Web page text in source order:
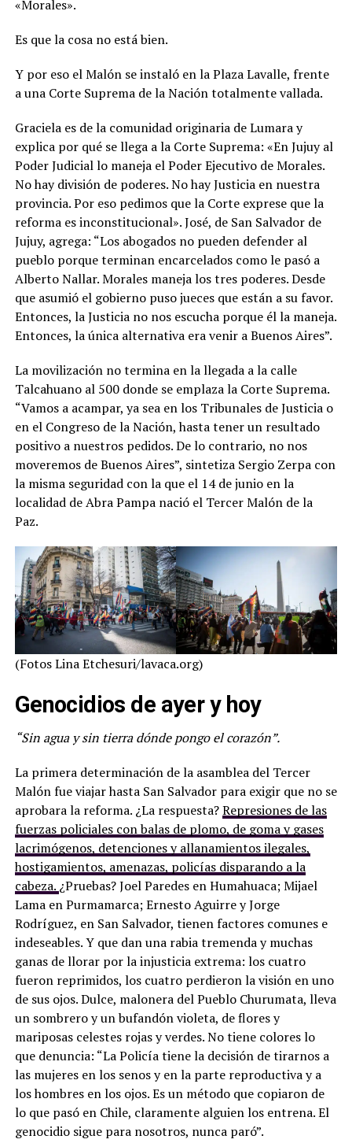
«Morales».
Es que la cosa no está bien.
Y por eso el Malón se instaló en la Plaza Lavalle, frente
a una Corte Suprema de la Nación totalmente vallada.
Graciela es de la comunidad originaria de Lumara y
explica por qué se llega a la Corte Suprema: «En Jujuy al
Poder Judicial lo maneja el Poder Ejecutivo de Morales.
No hay división de poderes. No hay Justicia en nuestra
provincia. Por eso pedimos que la Corte exprese que la
reforma es inconstitucional». José, de San Salvador de
Jujuy, agrega: “Los abogados no pueden defender al
pueblo porque terminan encarcelados como le pasó a
Alberto Nallar. Morales maneja los tres poderes. Desde
que asumió el gobierno puso jueces que están a su favor.
Entonces, la Justicia no nos escucha porque él la maneja.
Entonces, la única alternativa era venir a Buenos Aires”.
La movilización no termina en la llegada a la calle
Talcahuano al 500 donde se emplaza la Corte Suprema.
“Vamos a acampar, ya sea en los Tribunales de Justicia o
en el Congreso de la Nación, hasta tener un resultado
positivo a nuestros pedidos. De lo contrario, no nos
moveremos de Buenos Aires”, sintetiza Sergio Zerpa con
la misma seguridad con la que el 14 de junio en la
localidad de Abra Pampa nació el Tercer Malón de la
Paz.
(Fotos Lina Etchesuri/lavaca.org)
Genocidios de ayer y hoy
“Sin agua y sin tierra dónde pongo el corazón”.
La primera determinación de la asamblea del Tercer
Malón fue viajar hasta San Salvador para exigir que no se
aprobara la reforma. ¿La respuesta?Represiones de las
fuerzas policiales con balas de plomo, de goma y gases
lacrimógenos, detenciones y allanamientos ilegales,
hostigamientos, amenazas, policías disparando a la
cabeza. ¿Pruebas? Joel Paredes en Humahuaca; Mijael
Lama en Purmamarca; Ernesto Aguirre y Jorge
Rodríguez, en San Salvador, tienen factores comunes e
indeseables. Y que dan una rabia tremenda y muchas
ganas de llorar por la injusticia extrema: los cuatro
fueron reprimidos, los cuatro perdieron la visión en uno
de sus ojos. Dulce, malonera del Pueblo Churumata, lleva
un sombrero y un bufandón violeta, de flores y
mariposas celestes rojas y verdes. No tiene colores lo
que denuncia: “La Policía tiene la decisión de tirarnos a
las mujeres en los senos y en la parte reproductiva y a
los hombres en los ojos. Es un método que copiaron de
lo que pasó en Chile, claramente alguien los entrena. El
genocidio sigue para nosotros, nunca paró”.